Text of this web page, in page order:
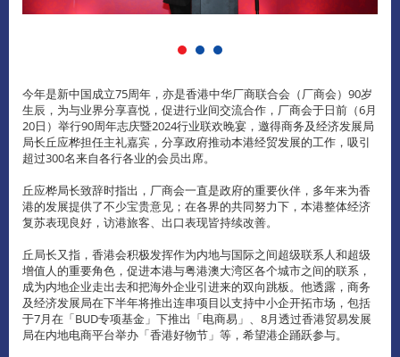
今年是新中国成立75周年，亦是香港中华厂商联合会（厂商会）90岁
生辰，为与业界分享喜悦，促进行业间交流合作，厂商会于日前（6月
20日）举行90周年志庆暨2024行业联欢晚宴，邀得商务及经济发展局
局长丘应桦担任主礼嘉宾，分享政府推动本港经贸发展的工作，吸引
超过300名来自各行各业的会员出席。
丘应桦局长致辞时指出，厂商会一直是政府的重要伙伴，多年来为香
港的发展提供了不少宝贵意见；在各界的共同努力下，本港整体经济
复苏表现良好，访港旅客、出口表现皆持续改善。
丘局长又指，香港会积极发挥作为内地与国际之间超级联系人和超级
增值人的重要角色，促进本港与粤港澳大湾区各个城市之间的联系，
成为内地企业走出去和把海外企业引进来的双向跳板。他透露，商务
及经济发展局在下半年将推出连串项目以支持中小企开拓市场，包括
于7月在「BUD专项基金」下推出「电商易」、8月透过香港贸易发展
局在内地电商平台举办「香港好物节」等，希望港企踊跃参与。